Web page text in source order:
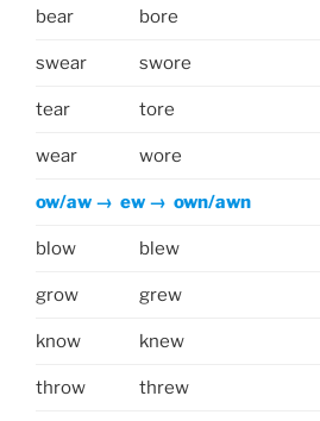
bear bore
swear swore
tear tore
wear wore
ow/aw → ew → own/awn
blow blew
grow grew
know knew
throw threw